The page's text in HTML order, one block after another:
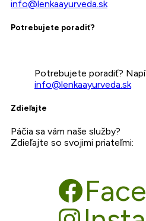
info@lenkaayurveda.sk
Potrebujete poradiť?
Potrebujete poradiť?
info@lenkaayurveda.sk
Zdieľajte
Páčia sa vám naše služby?
Zdieľajte so svojimi priateľmi: